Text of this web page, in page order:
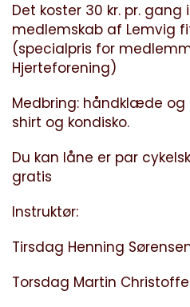
Det koster 30 kr. pr. gang
medlemskab af Lemvig
(specialpris for
Hjerteforening)
Medbring: håndklæde og
shirt og kondisko.
Du kan låne er par
gratis
Instruktør:
Tirsdag Henning
Torsdag Martin